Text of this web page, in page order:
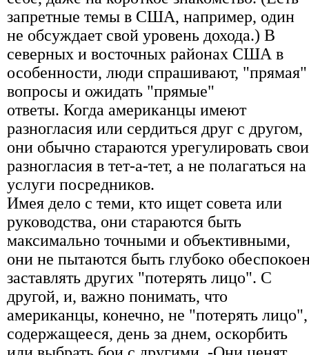
запретные темы в США, например, один
не обсуждает свой уровень дохода.) В
северных и восточных районах США в
особенности, люди спрашивают, "прямая"
вопросы и ожидать "прямые"
ответы. Когда американцы имеют
разногласия или сердиться друг с другом,
они обычно стараются урегулировать свои
разногласия в тет-а-тет, а не полагаться на
услуги посредников.
Имея дело с теми, кто ищет совета или
руководства, они стараются быть
максимально точными и объективными,
они не пытаются быть глубоко
заставлять других "потерять лицо". С
другой, и, важно понимать, что
американцы, конечно, не "потерять лицо",
содержащееся, день за днем, оскорбить